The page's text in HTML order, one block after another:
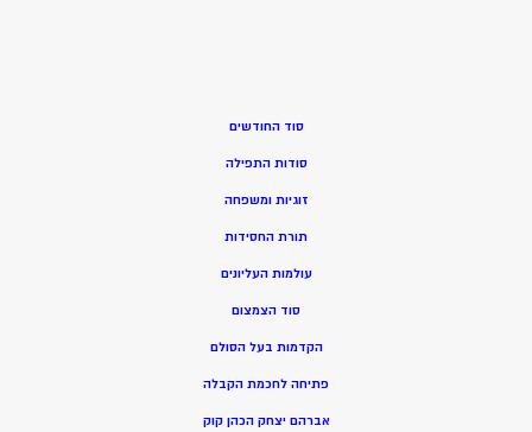
סוד החודשים
סודות התפילה
זוגיות ומשפחה
תורת החסידות
עולמות העליונים
סוד הצמצום
הקדמות בעל הסולם
פתיחה לחכמת הקבלה
אברהם יצחק הכהן קוק